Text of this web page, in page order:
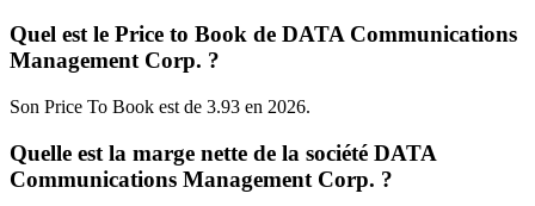
Quel est le Price to Book de DATA Communications
Management Corp. ?
Son Price To Book est de 3.93 en 2026.
Quelle est la marge nette de la société DATA
Communications Management Corp. ?